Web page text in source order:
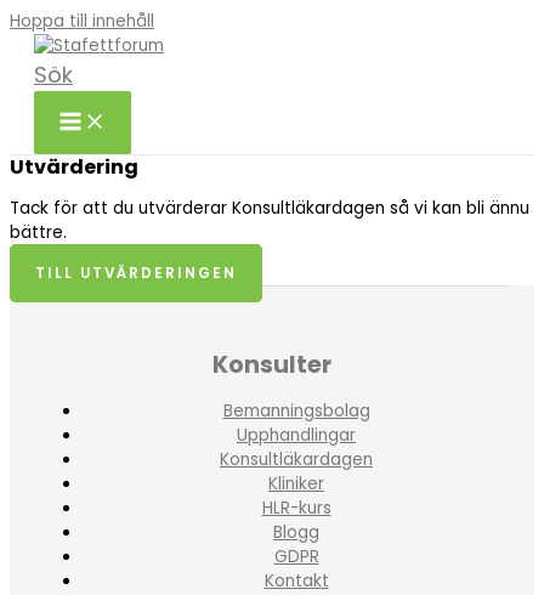
Hoppa till innehåll
Sök
Utvärdering
Tack för att du utvärderar Konsultläkardagen så vi kan bli ännu
bättre.
TILL UTVÄRDERINGEN
Konsulter
Bemanningsbolag
Upphandlingar
Konsultläkardagen
Kliniker
HLR-kurs
Blogg
GDPR
Kontakt